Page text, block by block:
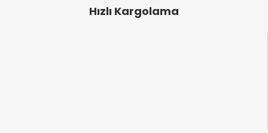
Ürün bilgilerinde hatalar bulunuyor.
Hızlı Kargolama